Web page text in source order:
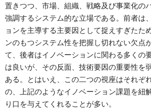
置きつつ、市場、組織、戦略及び事業化の
強調するシステム的な立場である。前者は
ョンを主導する主要因として捉えすぎたた
ンのもつシステム性を把握し切れない欠点
て、後者はイノベーションに関わる多くの
は良いが、その反面、技術要因の重要性を
ある。とはいえ、この二つの視座はそれぞ
の、上記のようなイノベーション課題を紐
り口を与えてくれることが多い。